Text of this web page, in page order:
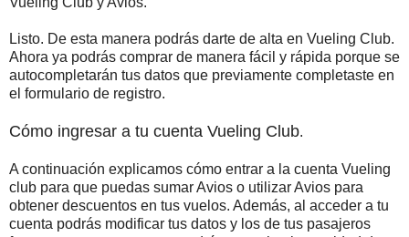
Listo. De esta manera podrás darte de alta en Vueling Club.
Ahora ya podrás comprar de manera fácil y rápida porque se
autocompletarán tus datos que previamente completaste en
el formulario de registro.
Cómo ingresar a tu cuenta Vueling Club.
A continuación explicamos cómo entrar a la cuenta Vueling
club para que puedas sumar Avios o utilizar Avios para
obtener descuentos en tus vuelos. Además, al acceder a tu
cuenta podrás modificar tus datos y los de tus pasajeros